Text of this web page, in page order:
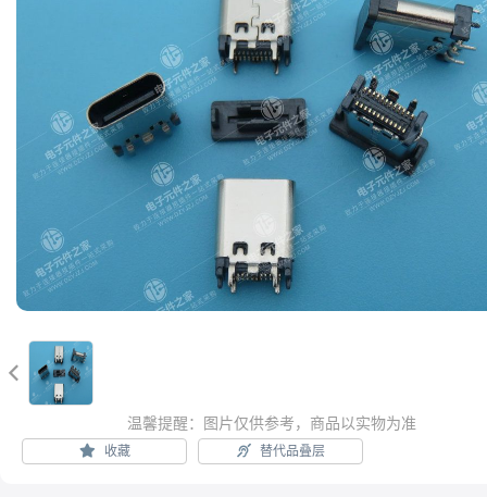

温馨提醒：图片仅供参考，商品以实物为准
收藏 替代品叠层